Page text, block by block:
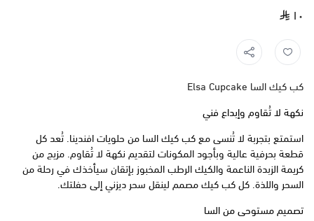
١٠
كب كيك السا Elsa Cupcake
نكهة لا تُقاوم وإبداع فني
استمتع بتجربة لا تُنسى مع كب كيك السا من حلويات افندينا. تُعد كل
قطعة بحرفية عالية وبأجود المكونات لتقديم نكهة لا تُقاوم. مزيج من
كريمة الزبدة الناعمة والكيك الرطب المخبوز بإتقان سيأخذك في رحلة من
السحر واللذة. كل كب كيك مصمم لينقل سحر ديزني إلى حفلتك.
تصميم مستوحى من السا